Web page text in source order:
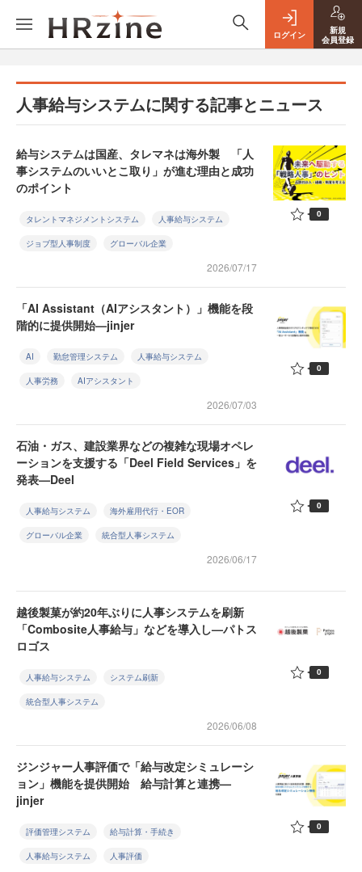
ログイン
新規
会員登録
人事給与システムに関する記事とニュース
給与システムは国産、タレマネは海外製 「人
事システムのいいとこ取り」が進む理由と成功
のポイント
タレントマネジメントシステム 人事給与システム
ジョブ型人事制度 グローバル企業
2026/07/17
0
「AI Assistant（AIアシスタント）」機能を段
階的に提供開始—jinjer
AI 勤怠管理システム 人事給与システム
人事労務 AIアシスタント
2026/07/03
0
石油・ガス、建設業界などの複雑な現場オペレ
ーションを支援する「Deel Field Services」を
発表—Deel
人事給与システム 海外雇用代行・EOR
グローバル企業 統合型人事システム
2026/06/17
0
越後製菓が約20年ぶりに人事システムを刷新
「Combosite人事給与」などを導入し—パトス
ロゴス
人事給与システム システム刷新
統合型人事システム
2026/06/08
0
ジンジャー人事評価で「給与改定シミュレーシ
ョン」機能を提供開始 給与計算と連携—
jinjer
評価管理システム 給与計算・手続き
人事給与システム 人事評価
0